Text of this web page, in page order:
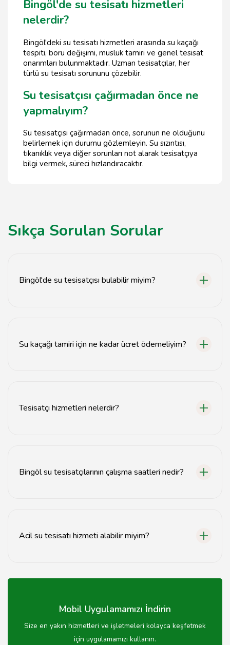
Bingöl'de su tesisatı hizmetleri
nelerdir?
Bingöl'deki su tesisatı hizmetleri arasında su kaçağı
tespiti, boru değişimi, musluk tamiri ve genel tesisat
onarımları bulunmaktadır. Uzman tesisatçılar, her
türlü su tesisatı sorununu çözebilir.
Su tesisatçısı çağırmadan önce ne
yapmalıyım?
Su tesisatçısı çağırmadan önce, sorunun ne olduğunu
belirlemek için durumu gözlemleyin. Su sızıntısı,
tıkanıklık veya diğer sorunları not alarak tesisatçıya
bilgi vermek, süreci hızlandıracaktır.
Sıkça Sorulan Sorular
Bingöl'de su tesisatçısı bulabilir miyim?
Su kaçağı tamiri için ne kadar ücret ödemeliyim?
Tesisatçı hizmetleri nelerdir?
Bingöl su tesisatçılarının çalışma saatleri nedir?
Acil su tesisatı hizmeti alabilir miyim?
sunmaktadır.
Mobil Uygulamamızı İndirin
Size en yakın hizmetleri ve işletmeleri kolayca keşfetmek
için uygulamamızı kullanın.